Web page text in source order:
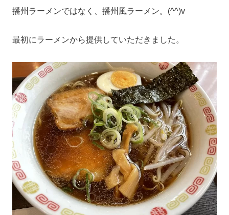
播州ラーメンではなく、播州風ラーメン。(^^)v
最初にラーメンから提供していただきました。